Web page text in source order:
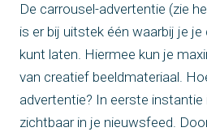
De carrousel-advertentie (zie
is er bij uitstek één waarbij je
kunt laten. Hiermee kun je
van creatief beeldmateriaal.
advertentie? In eerste instantie
zichtbaar in je nieuwsfeed.